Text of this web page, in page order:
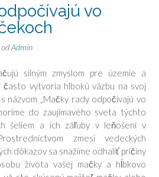
vo
odAdmin
silným zmyslom pre územie a
často vytvoria hlbokú väzbu na svoj
názvom „Mačky rady odpočívajú vo
do zaujímavého sveta týchto
šeliem a ich záľuby v leňošení v
zmesi vedeckých
dôkazov sa snažíme odhaliť príčiny
života vašej mačky a hĺbkovo